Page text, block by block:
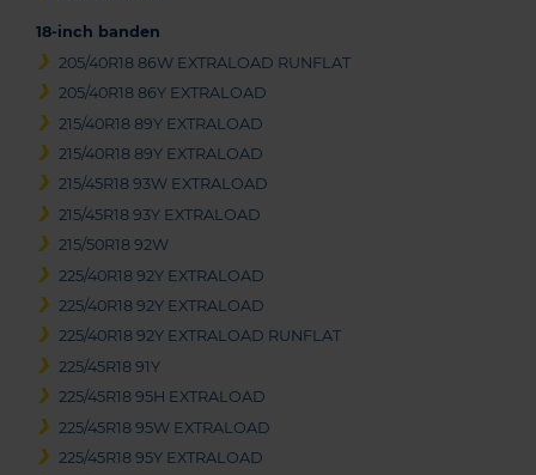
18-inch banden
205/40R18 86W EXTRALOAD RUNFLAT
205/40R18 86Y EXTRALOAD
215/40R18 89Y EXTRALOAD
215/40R18 89Y EXTRALOAD
215/45R18 93W EXTRALOAD
215/45R18 93Y EXTRALOAD
215/50R18 92W
225/40R18 92Y EXTRALOAD
225/40R18 92Y EXTRALOAD
225/40R18 92Y EXTRALOAD RUNFLAT
225/45R18 91Y
225/45R18 95H EXTRALOAD
225/45R18 95W EXTRALOAD
225/45R18 95Y EXTRALOAD